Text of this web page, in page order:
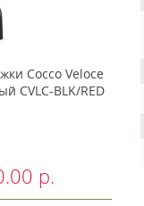
Cocco Veloce
CVLC-BLK/RED
р.